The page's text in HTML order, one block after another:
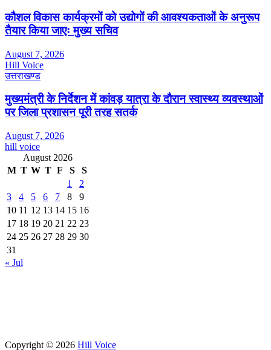
कौशल विकास कार्यक्रमों को उद्योगों की आवश्यकताओं के अनुरूप
तैयार किया जाएः मुख्य सचिव
August 7, 2026
Hill Voice
उत्तराखण्ड
मुख्यमंत्री के निर्देशन में कांवड़ यात्रा के दौरान स्वास्थ्य व्यवस्थाओं
पर जिला प्रशासन पूरी तरह सतर्क
August 7, 2026
hill voice
August 2026
M T W T F S
S
1
2
3
4 5 6 7 8
9
10 11 12 13 14 15 16
17 18 19 20 21 22 23
24 25 26 27 28 29 30
31
« Jul
Copyright © 2026 Hill Voice